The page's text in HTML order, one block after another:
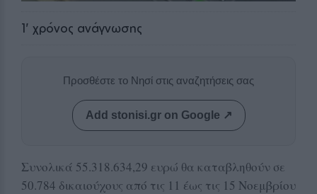
1' χρόνος ανάγνωσης
Προσθέστε το Νησί στις αναζητήσεις σας
Add stonisi.gr on Google ↗
Συνολικά 55.318.634,29 ευρώ θα καταβληθούν σε
50.784 δικαιούχους από τις 11 έως τις 15 Νοεμβρίου